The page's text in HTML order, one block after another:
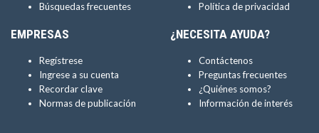
Búsquedas frecuentes
Política de privacidad
EMPRESAS
Regístrese
Ingrese a su cuenta
Recordar clave
Normas de publicación
¿NECESITA AYUDA?
Contáctenos
Preguntas frecuentes
¿Quiénes somos?
Información de interés